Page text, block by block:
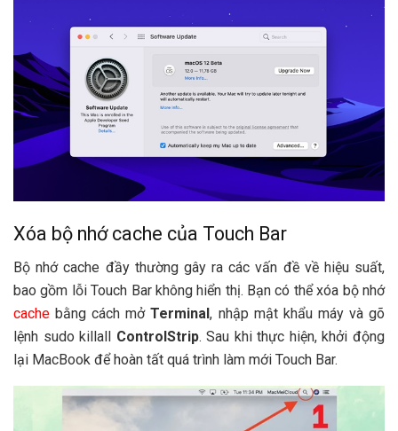
Xóa bộ nhớ cache của Touch Bar
Bộ nhớ cache đầy thường gây ra các vấn đề về hiệu suất,
bao gồm lỗi Touch Bar không hiển thị. Bạn có thể xóa bộ nhớ
cache bằng cách mởTerminal, nhập mật khẩu máy và gõ
lệnh sudo killall ControlStrip. Sau khi thực hiện, khởi động
lại MacBook để hoàn tất quá trình làm mới Touch Bar.